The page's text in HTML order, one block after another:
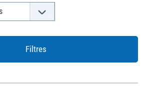
Filtres